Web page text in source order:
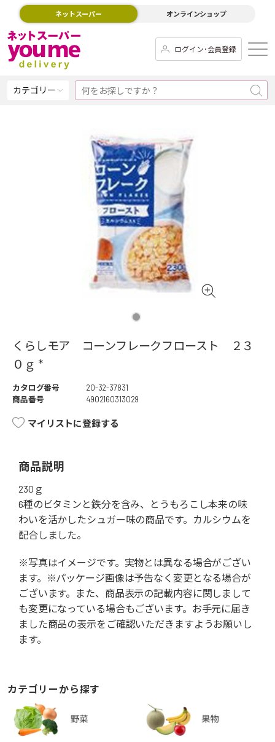
ネットスーパー オンラインショップ
ログイン･会員登録
カテゴリー
くらしモア コーンフレークフロースト ２３
０ｇ *
カタログ番号
20-32-37831
商品番号
4902160313029
マイリストに登録する
商品説明
230ｇ
6種のビタミンと鉄分を含み、とうもろこし本来の味
わいを活かしたシュガー味の商品です。カルシウムを
配合しました。
※写真はイメージです。実物とは異なる場合がござい
ます。※パッケージ画像は予告なく変更となる場合が
ございます。また、商品表示の記載内容に関しまして
も変更になっている場合もございます。お手元に届き
ました商品の表示をご確認いただきますようお願いし
ます。
カテゴリーから探す